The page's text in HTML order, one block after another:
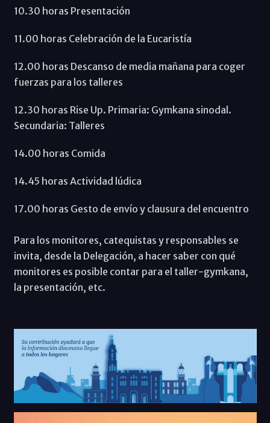
10.30 horas Presentación
11.00 horas Celebración de la Eucaristía
12.00 horas Descanso de media mañana para coger
fuerzas para los talleres
12.30 horas Rise Up. Primaria: Gymkana sinodal.
Secundaria: Talleres
14.00 horas Comida
14.45 horas Actividad lúdica
17.00 horas Gesto de envío y clausura del encuentro
Para los monitores, catequistas y responsables se
invita, desde la Delegación, a hacer saber con qué
monitores es posible contar para el taller-gymkana,
la presentación, etc.